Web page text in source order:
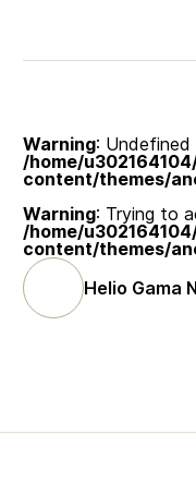
Warning: Undefined
/home/
content/themes/
Warning: Trying to
/home/
content/themes/
Helio Gama